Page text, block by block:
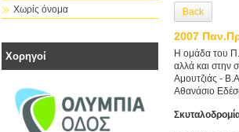
Χωρίς όνομα
Χορηγοί
Back
2007
Η ομάδα του
αλλά και στην
Αμουτζιάς -
Αθανάσιο